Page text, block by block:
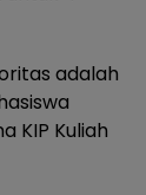
adalah
KIP Kuliah